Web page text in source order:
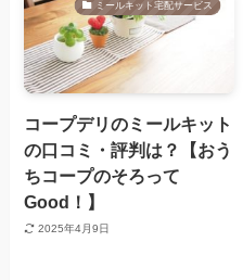
ミールキット宅配サービス
コープデリのミールキット
の口コミ・評判は？【おう
ちコープのそろって
Good！】
2025年4月9日